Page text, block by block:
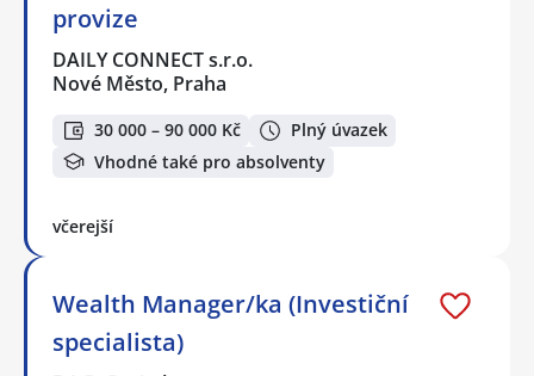
provize
DAILY CONNECT s.r.o.
Nové Město, Praha
30 000 – 90 000 Kč
Plný úvazek
Vhodné také pro absolventy
včerejší
Wealth Manager/ka (Investiční
specialista)